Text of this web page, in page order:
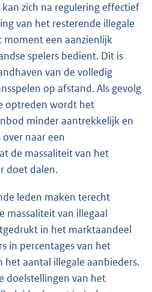
zich na regulering effectief
van het resterende illegale
een aanzienlijk
spelers bedient. Dit is
van de volledig
op afstand. Als gevolg
optreden wordt het
minder aantrekkelijk en
naar een
de massaliteit van het
doet dalen.
leden maken terecht
massaliteit van illegaal
in het marktaandeel
in percentages van het
het aantal illegale aanbieders.
doelstellingen van het